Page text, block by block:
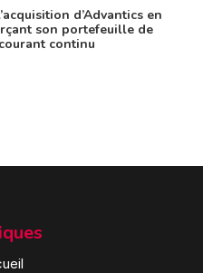
d’Advantics en
son portefeuille de
continu